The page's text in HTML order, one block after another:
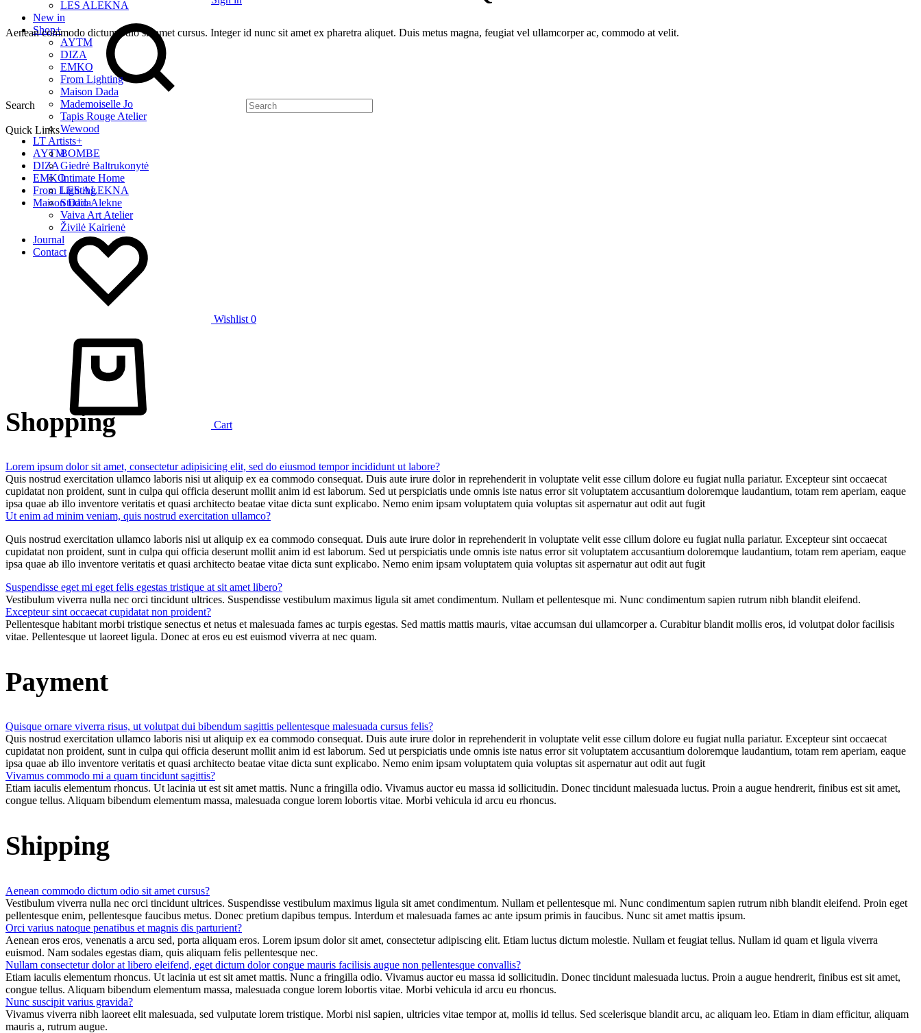
Search
Quick Links
AYTM
DIZA
EMKO
From Lighting
Maison Dada
Wishlist 0
Cart
LES ALEKNA
New in
Shop+
AYTM
DIZA
EMKO
From Lighting
Maison Dada
Mademoiselle Jo
Tapis Rouge Atelier
Wewood
LT Artists+
BOMBE
Giedrė Baltrukonytė
Intimate Home
LES ALEKNA
Studio Alekne
Vaiva Art Atelier
Živilė Kairienė
Journal
Contact
Aenean commodo dictum odio sit amet cursus. Integer id nunc sit amet ex pharetra aliquet. Duis metus magna, feugiat vel ullamcorper ac, commodo at velit.
Shopping
Lorem ipsum dolor sit amet, consectetur adipisicing elit, sed do eiusmod tempor incididunt ut labore?
Quis nostrud exercitation ullamco laboris nisi ut aliquip ex ea commodo consequat. Duis aute irure dolor in reprehenderit in voluptate velit esse cillum dolore eu fugiat nulla pariatur. Excepteur sint occaecat
cupidatat non proident, sunt in culpa qui officia deserunt mollit anim id est laborum. Sed ut perspiciatis unde omnis iste natus error sit voluptatem accusantium doloremque laudantium, totam rem aperiam, eaque
ipsa quae ab illo inventore veritatis et quasi architecto beatae vitae dicta sunt explicabo. Nemo enim ipsam voluptatem quia voluptas sit aspernatur aut odit aut fugit
Ut enim ad minim veniam, quis nostrud exercitation ullamco?
Quis nostrud exercitation ullamco laboris nisi ut aliquip ex ea commodo consequat. Duis aute irure dolor in reprehenderit in voluptate velit esse cillum dolore eu fugiat nulla pariatur. Excepteur sint occaecat
cupidatat non proident, sunt in culpa qui officia deserunt mollit anim id est laborum. Sed ut perspiciatis unde omnis iste natus error sit voluptatem accusantium doloremque laudantium, totam rem aperiam, eaque
ipsa quae ab illo inventore veritatis et quasi architecto beatae vitae dicta sunt explicabo. Nemo enim ipsam voluptatem quia voluptas sit aspernatur aut odit aut fugit
Suspendisse eget mi eget felis egestas tristique at sit amet libero?
Vestibulum viverra nulla nec orci tincidunt ultrices. Suspendisse vestibulum maximus ligula sit amet condimentum. Nullam et pellentesque mi. Nunc condimentum sapien rutrum nibh blandit eleifend.
Excepteur sint occaecat cupidatat non proident?
Pellentesque habitant morbi tristique senectus et netus et malesuada fames ac turpis egestas. Sed mattis mattis mauris, vitae accumsan dui ullamcorper a. Curabitur blandit mollis eros, id volutpat dolor facilisis
vitae. Pellentesque ut laoreet ligula. Donec at eros eu est euismod viverra at nec quam.
Payment
Quisque ornare viverra risus, ut volutpat dui bibendum sagittis pellentesque malesuada cursus felis?
Quis nostrud exercitation ullamco laboris nisi ut aliquip ex ea commodo consequat. Duis aute irure dolor in reprehenderit in voluptate velit esse cillum dolore eu fugiat nulla pariatur. Excepteur sint occaecat
cupidatat non proident, sunt in culpa qui officia deserunt mollit anim id est laborum. Sed ut perspiciatis unde omnis iste natus error sit voluptatem accusantium doloremque laudantium, totam rem aperiam, eaque
ipsa quae ab illo inventore veritatis et quasi architecto beatae vitae dicta sunt explicabo. Nemo enim ipsam voluptatem quia voluptas sit aspernatur aut odit aut fugit
Vivamus commodo mi a quam tincidunt sagittis?
Etiam iaculis elementum rhoncus. Ut lacinia ut est sit amet mattis. Nunc a fringilla odio. Vivamus auctor eu massa id sollicitudin. Donec tincidunt malesuada luctus. Proin a augue hendrerit, finibus est sit amet,
congue tellus. Aliquam bibendum elementum massa, malesuada congue lorem lobortis vitae. Morbi vehicula id arcu eu rhoncus.
Shipping
Aenean commodo dictum odio sit amet cursus?
Vestibulum viverra nulla nec orci tincidunt ultrices. Suspendisse vestibulum maximus ligula sit amet condimentum. Nullam et pellentesque mi. Nunc condimentum sapien rutrum nibh blandit eleifend. Proin eget
pellentesque enim, pellentesque faucibus metus. Donec pretium dapibus tempus. Interdum et malesuada fames ac ante ipsum primis in faucibus. Nunc sit amet mattis ipsum.
Orci varius natoque penatibus et magnis dis parturient?
Aenean eros eros, venenatis a arcu sed, porta aliquam eros. Lorem ipsum dolor sit amet, consectetur adipiscing elit. Etiam luctus dictum molestie. Nullam et feugiat tellus. Nullam id quam et ligula viverra
euismod. Nam sodales egestas diam, quis aliquam felis pellentesque nec.
Nullam consectetur dolor at libero eleifend, eget dictum dolor congue mauris facilisis augue non pellentesque convallis?
Etiam iaculis elementum rhoncus. Ut lacinia ut est sit amet mattis. Nunc a fringilla odio. Vivamus auctor eu massa id sollicitudin. Donec tincidunt malesuada luctus. Proin a augue hendrerit, finibus est sit amet,
congue tellus. Aliquam bibendum elementum massa, malesuada congue lorem lobortis vitae. Morbi vehicula id arcu eu rhoncus.
Nunc suscipit varius gravida?
Vivamus viverra nibh laoreet elit malesuada, sed vulputate lorem tristique. Morbi nisl sapien, ultricies vitae tempor at, mollis id tellus. Sed scelerisque blandit arcu, ac aliquam leo. Etiam in diam efficitur, aliquam
mauris a, rutrum augue.